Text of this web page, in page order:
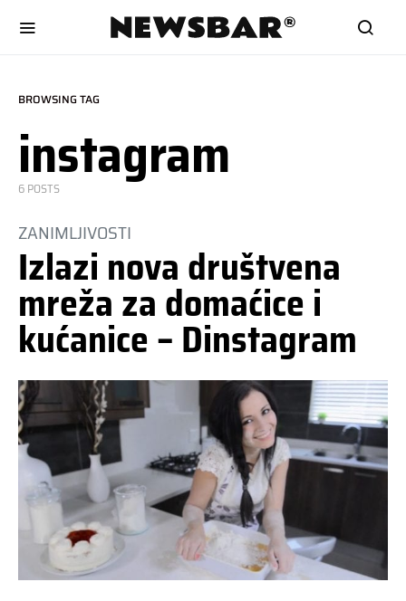
BROWSING TAG
instagram
6 POSTS
ZANIMLJIVOSTI
Izlazi nova društvena
mreža za domaćice i
kućanice – Dinstagram